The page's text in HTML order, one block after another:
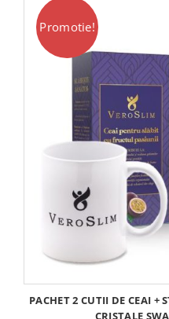
Promotie!
PACHET 2 CUTII DE CEAI +
CRISTALE